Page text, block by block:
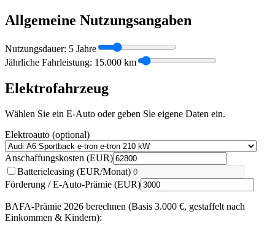
Allgemeine Nutzungsangaben
Nutzungsdauer: 5 Jahre
Jährliche Fahrleistung: 15.000 km
Elektrofahrzeug
Wählen Sie ein E-Auto oder geben Sie eigene Daten ein.
Elektroauto (optional)
Anschaffungskosten (EUR)
Batterieleasing (EUR/Monat)
Förderung / E-Auto-Prämie (EUR)
BAFA-Prämie 2026 berechnen (Basis 3.000 €, gestaffelt nach
Einkommen & Kindern):